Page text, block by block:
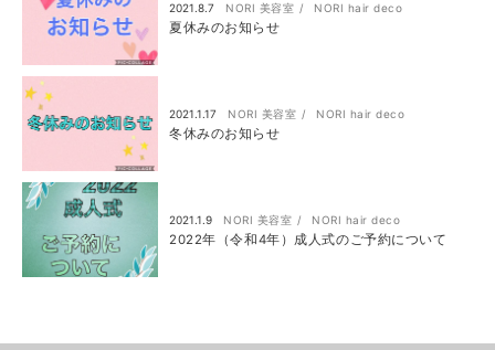
2021.8.7 NORI 美容室 NORI hair deco
夏休みのお知らせ
2021.1.17 NORI 美容室 NORI hair deco
冬休みのお知らせ
2021.1.9 NORI 美容室 NORI hair deco
2022年（令和4年）成人式のご予約について